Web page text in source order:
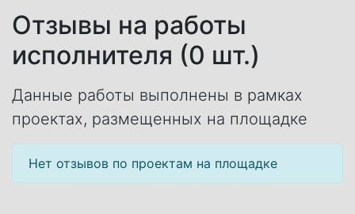
Отзывы на работы
исполнителя (0 шт.)
Данные работы выполнены в рамках
проектах, размещенных на площадке
Нет отзывов по проектам на площадке